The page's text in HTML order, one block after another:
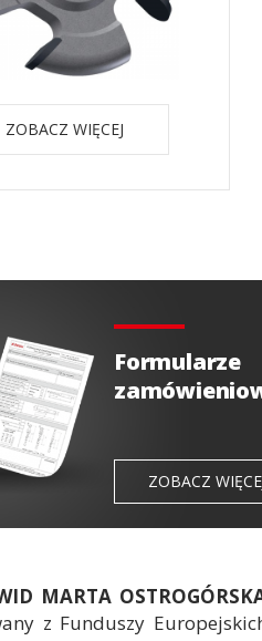
ZOBACZ WIĘCEJ
Formularze
ZOBACZ
MARTA
z Funduszy